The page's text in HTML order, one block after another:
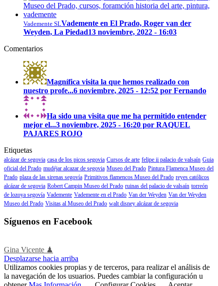
Vademente SLVademente en El Prado, Roger van der
Weyden, La Piedad13 noviembre, 2022 - 16:03
Comentarios
Magnífica visita la que hemos realizado con
nuestro profe...6 noviembre, 2025 - 12:52 por Fernando
Ha sido una visita que me ha permitido entender
mejor el...3 noviembre, 2025 - 16:20 por RAQUEL
PAJARES ROJO
Etiquetas
alcázar de segovia casa de los picos segovia Cursos de arte felipe ii palacio de valsaín Guia
oficial del Prado mudéjar alcazar de segovia Museo del Prado Pintura Flamenca Museo del
Prado plaza de las sirenas segovía Primitivos flamencos Museo del Prado reyes católicos
alcázar de segovia Robert Campin Museo del Prado ruinas del palacio de valsaín torreón
de lozoya segovía Vademente Vademente en el Prado Van der Weyden Van der Weyden
Museo del Prado Visitas al Museo del Prado walt disney alcázar de segovia
Síguenos en Facebook
Gina Vicente ♟
Desplazarse hacia arriba
Utilizamos cookies propias y de terceros, para realizar el análisis de
la navegación de los usuarios. Puedes cambiar la configuración u